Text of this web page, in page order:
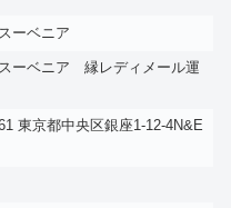
ーベニア
ーベニア 縁レディメール運
東京都中央区銀座1-12-4N&E